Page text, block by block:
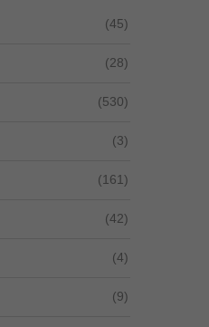
(45)
(28)
(530)
(3)
(161)
(42)
(4)
(9)